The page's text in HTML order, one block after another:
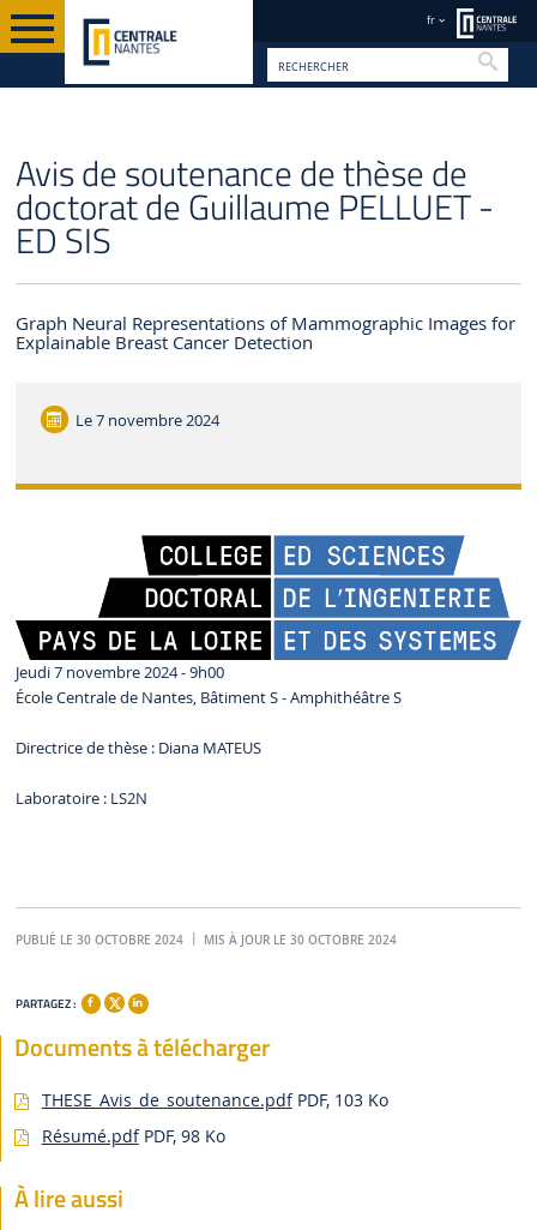
fr
Avis de soutenance de thèse de
doctorat de Guillaume PELLUET -
ED SIS
Graph Neural Representations of Mammographic Images for
Explainable Breast Cancer Detection
Le7 novembre 2024
Jeudi 7 novembre 2024 - 9h00
École Centrale de Nantes, Bâtiment S - Amphithéâtre S
Directrice de thèse : Diana MATEUS
Laboratoire : LS2N
PUBLIÉ LE 30 OCTOBRE 2024 MIS À JOUR LE 30 OCTOBRE 2024
PARTAGEZ :
Documents à télécharger
THESE_Avis_de_soutenance.pdf PDF, 103 Ko
Résumé.pdf PDF, 98 Ko
À lire aussi